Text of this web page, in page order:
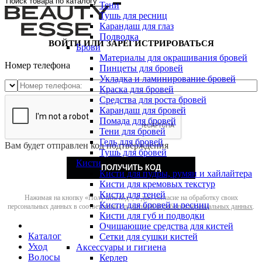
Тени
Тушь для ресниц
Карандаш для глаз
Подводка
Брови
Материалы для окрашивания бровей
Пинцеты для бровей
Укладка и ламинирование бровей
Краска для бровей
Средства для роста бровей
Карандаш для бровей
Помада для бровей
Тени для бровей
Гель для бровей
Тушь для бровей
Кисти
Кисти для пудры, румян и хайлайтера
Кисти для кремовых текстур
Кисти для теней
Кисти для бровей и ресниц
Кисти для губ и подводки
Очищающие средства для кистей
Сетки для сушки кистей
Аксессуары и гигиена
Керлер
ВОЙТИ ИЛИ ЗАРЕГИСТРИРОВАТЬСЯ
Номер телефона
Вам будет отправлен код подтверждения
ПОЛУЧИТЬ КОД
Нажимая на кнопку «Получить код», я даю согласие на обработку своих
персональных данных в соответствии сполитикой обработки персональных данных.
Каталог
Уход
Волосы